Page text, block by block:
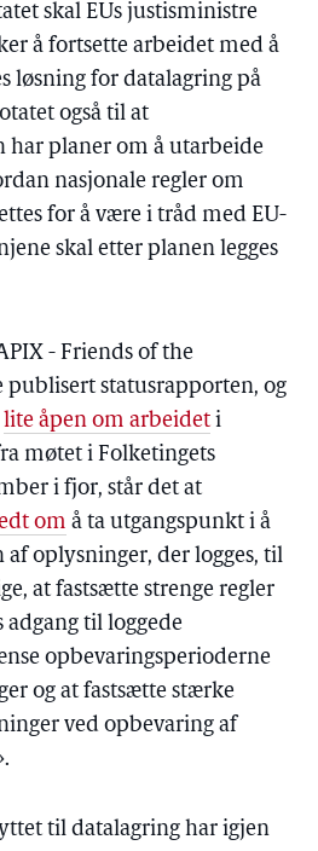
skal EUs justisministre
å fortsette arbeidet med å
løsning for datalagring på
også til at
har planer om å utarbeide
nasjonale regler om
for å være i tråd med EU-
skal etter planen legges
- Friends of the
publisert statusrapporten, og
lite åpen om arbeidet i
møtet i Folketingets
i fjor, står det at
om å ta utgangspunkt i å
oplysninger, der logges, til
at fastsætte strenge regler
til loggede
opbevaringsperioderne
og at fastsætte stærke
ved opbevaring af
til datalagring har igjen